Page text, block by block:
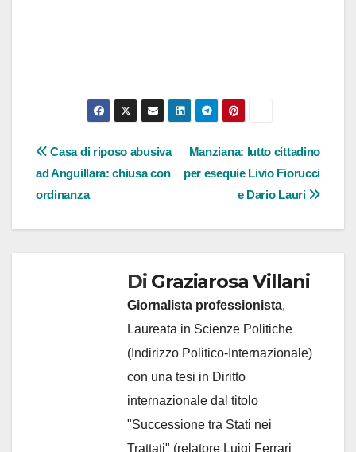
Navigazione
articoli
Manziana: lutto cittadino
per esequie Livio Fiorucci
e Dario Lauri
Casa di riposo abusiva
ad Anguillara: chiusa con
ordinanza
Di Graziarosa Villani
Giornalista professionista,
Laureata in Scienze Politiche
(Indirizzo Politico-Internazionale)
con una tesi in Diritto
internazionale dal titolo
"Successione tra Stati nei
Trattati" (relatore Luigi Ferrari